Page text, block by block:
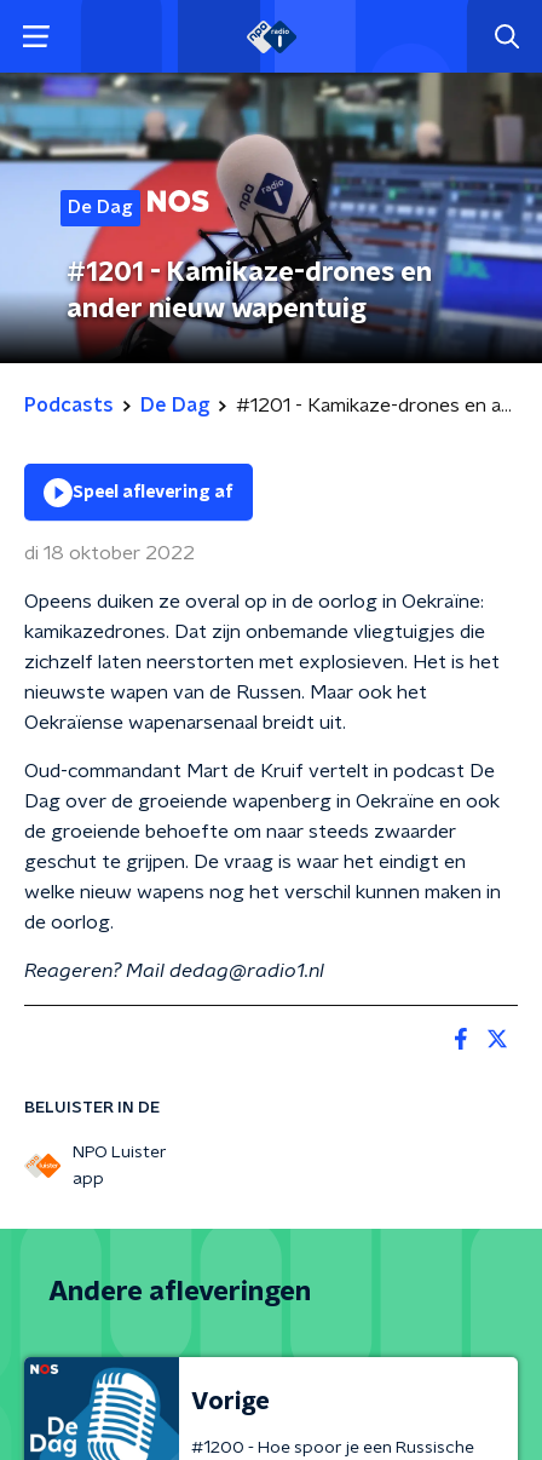
De Dag
#1201 - Kamikaze-drones en
ander nieuw wapentuig
Podcasts De Dag #1201 - Kamikaze-drones en ander nieuw wapentuig
BELUISTER IN DE
NPO Luister
app
Speel aflevering af
di 18 oktober 2022
Opeens duiken ze overal op in de oorlog in Oekraïne:
kamikazedrones. Dat zijn onbemande vliegtuigjes die
zichzelf laten neerstorten met explosieven. Het is het
nieuwste wapen van de Russen. Maar ook het
Oekraïense wapenarsenaal breidt uit.
Oud-commandant Mart de Kruif vertelt in podcast De
Dag over de groeiende wapenberg in Oekraïne en ook
de groeiende behoefte om naar steeds zwaarder
geschut te grijpen. De vraag is waar het eindigt en
welke nieuw wapens nog het verschil kunnen maken in
de oorlog.
Reageren? Mail dedag@radio1.nl
Andere afleveringen
Vorige
#1200 - Hoe spoor je een Russische